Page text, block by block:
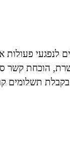
הוכחת קשר
תשלומים